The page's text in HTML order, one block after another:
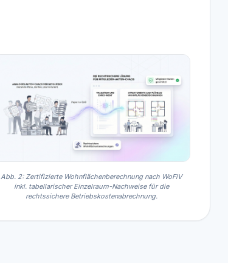
Abb. 2: Zertifizierte Wohnflächenberechnung nach WoFlV
inkl. tabellarischer Einzelraum-Nachweise für die
rechtssichere Betriebskostenabrechnung.